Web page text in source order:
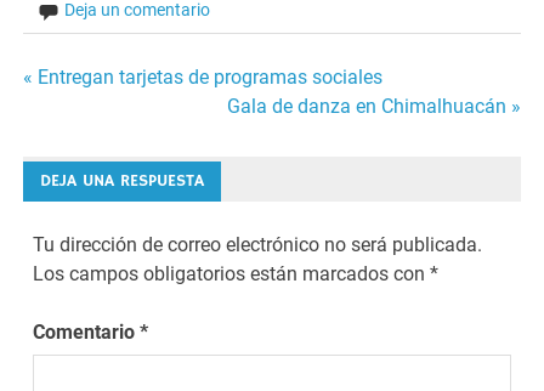
Deja un comentario
Navegación
entradas
« Entregan tarjetas de programas sociales
Gala de danza en Chimalhuacán »
DEJA UNA RESPUESTA
Tu dirección de correo electrónico no será publicada.
Los campos obligatorios están marcados con*
Comentario*